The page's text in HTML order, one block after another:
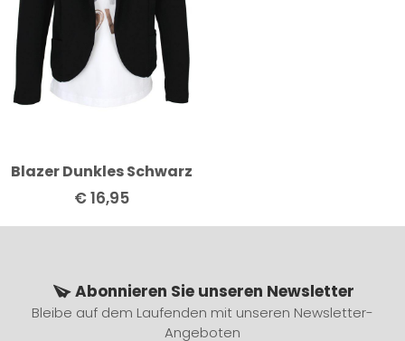
Blazer Dunkles Schwarz
€16,95
Abonnieren Sie unseren Newsletter
Bleibe auf dem Laufenden mit unseren Newsletter-
Angeboten